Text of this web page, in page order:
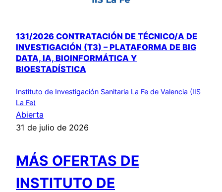
131/2026 CONTRATACIÓN DE TÉCNICO/A DE
INVESTIGACIÓN (T3) – PLATAFORMA DE BIG
DATA, IA, BIOINFORMÁTICA Y
BIOESTADÍSTICA
Instituto de Investigación Sanitaria La Fe de Valencia (IIS
La Fe)
Abierta
31 de julio de 2026
MÁS OFERTAS DE
INSTITUTO DE